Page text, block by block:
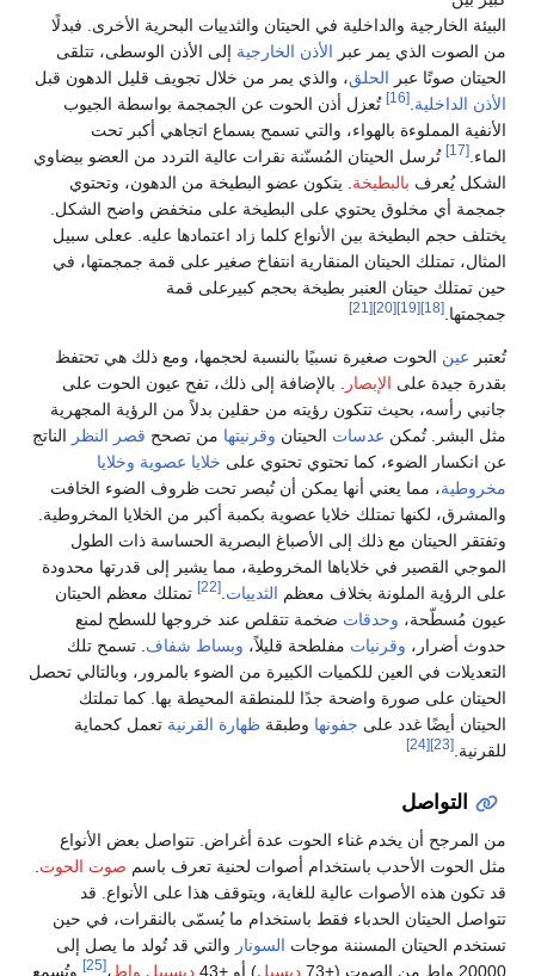
البيئة الخارجية والداخلية في الحيتان والثدييات البحرية الأخرى. فبدلًا
من الصوت الذي يمر عبر الأذن الخارجية إلى الأذن الوسطى، تتلقى
الحيتان صوتًا عبر الحلق، والذي يمر من خلال تجويف قليل الدهون قبل
الأذن الداخلية.
[16]
تُعزل أذن الحوت عن الجمجمة بواسطة الجيوب
الأنفية المملوءة بالهواء، والتي تسمح بسماع اتجاهي أكبر تحت
الماء.[17]
تُرسل الحيتان المُسنّنة نقرات عالية التردد من العضو بيضاوي
الشكل يُعرف بالبطيخة. يتكون عضو البطيخة من الدهون، وتحتوي
جمجمة أي مخلوق يحتوي على البطيخة على منخفض واضح الشكل.
يختلف حجم البطيخة بين الأنواع كلما زاد اعتمادها عليه. ععلى سبيل
المثال، تمتلك الحيتان المنقارية انتفاخ صغير على قمة جمجمتها، في
حين تمتلك حيتان العنبر بطيخة بحجم كبيرعلى قمة
جمجمتها.[18]
[19]
[20]
[21]
تُعتبر عين الحوت صغيرة نسبيًا بالنسبة لحجمها، ومع ذلك هي تحتفظ
بقدرة جيدة على الإبصار . بالإضافة إلى ذلك، تفح عيون الحوت على
جانبي رأسه، بحيث تتكون رؤيته من حقلين بدلاً من الرؤية المجهرية
مثل البشر. تُمكن عدسات الحيتان وقرنيتها من تصحح قصر النظر الناتج
عن انكسار الضوء، كما تحتوي تحتوي على خلايا عصوية وخلايا
مخروطية، مما يعني أنها يمكن أن تُبصر تحت ظروف الضوء الخافت
والمشرق، لكنها تمتلك خلايا عصوية بكمبة أكبر من الخلايا المخروطية.
وتفتقر الحيتان مع ذلك إلى الأصباغ البصرية الحساسة ذات الطول
الموجي القصير في خلاياها المخروطية، مما يشير إلى قدرتها محدودة
على الرؤية الملونة بخلاف معظم الثدييات.
[22]
تمتلك معظم الحيتان
عيون مُسطّحة، وحدقات ضخمة تتقلص عند خروجها للسطح لمنع
حدوث أضرار، وقرنيات مفلطحة قليلاً، وبساط شفاف. تسمح تلك
التعديلات في العين للكميات الكبيرة من الضوء بالمرور، وبالتالي تحصل
الحيتان على صورة واضحة جدًا للمنطقة المحيطة بها. كما تملتك
الحيتان أيضًا غدد على جفونها وطبقة ظهارة القرنية تعمل كحماية
للقرنية.[23]
[24]
التواصل
من المرجح أن يخدم غناء الحوت عدة أغراض. تتواصل بعض الأنواع
مثل الحوت الأحدب باستخدام أصوات لحنية تعرف باسم صوت الحوت
قد تكون هذه الأصوات عالية للغاية، ويتوقف هذا على الأنواع. قد
تتواصل الحيتان الحدباء فقط باستخدام ما يُسمّى بالنقرات، في حين
تستخدم الحيتان المسننة موجات السونار والتي قد تُولد ما يصل إلى
20000 واط من الصوت (+73
ديسبل) أو +43 ديسيبل واط،[25]
وتُسمع